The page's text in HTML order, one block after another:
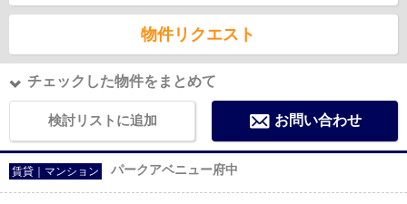
物件リクエスト
チェックした物件をまとめて
検討リストに追加 お問い合わせ
賃貸｜マンション パークアベニュー府中